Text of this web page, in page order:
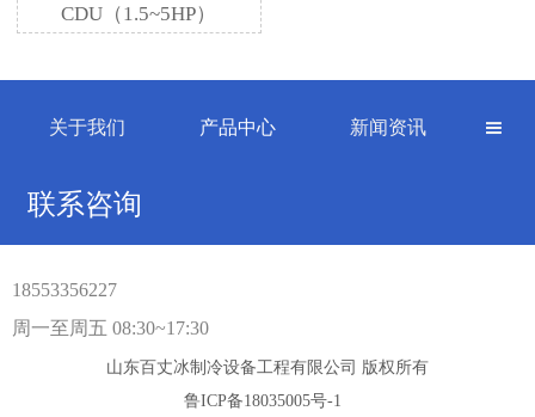
CDU（1.5~5HP）
关于我们 产品中心 新闻资讯 
联系咨询
18553356227
周一至周五 08:30~17:30
山东百丈冰制冷设备工程有限公司 版权所有
鲁ICP备18035005号-1